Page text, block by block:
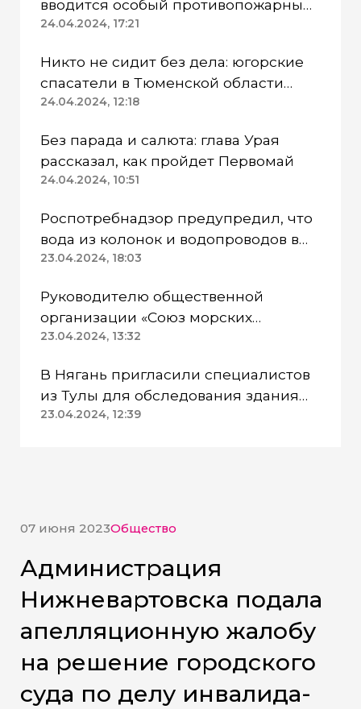
вводится особый противопожарный
режим
24.04.2024, 17:21
Никто не сидит без дела: югорские
спасатели в Тюменской области
работают в две смены
24.04.2024, 12:18
Без парада и салюта: глава Урая
рассказал, как пройдет Первомай
24.04.2024, 10:51
Роспотребнадзор предупредил, что
вода из колонок и водопроводов в
Казанском районе непригодна для
23.04.2024, 18:03
Руководителю общественной
организации «Союз морских
пехотинцев» Югры вынесли
23.04.2024, 13:32
В Нягань пригласили специалистов
из Тулы для обследования здания
ДК «Геолог»
23.04.2024, 12:39
07 июня 2023Общество
Администрация
Нижневартовска подала
апелляционную жалобу
на решение городского
суда по делу инвалида-